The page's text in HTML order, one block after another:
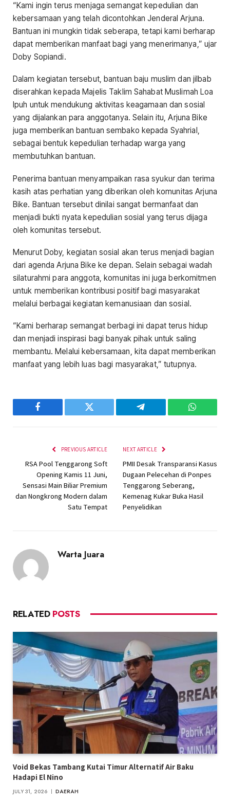
“Kami ingin terus menjaga semangat kepedulian dan
kebersamaan yang telah dicontohkan Jenderal Arjuna.
Bantuan ini mungkin tidak seberapa, tetapi kami berharap
dapat memberikan manfaat bagi yang menerimanya,” ujar
Doby Sopiandi.
Dalam kegiatan tersebut, bantuan baju muslim dan jilbab
diserahkan kepada Majelis Taklim Sahabat Muslimah Loa
Ipuh untuk mendukung aktivitas keagamaan dan sosial
yang dijalankan para anggotanya. Selain itu, Arjuna Bike
juga memberikan bantuan sembako kepada Syahrial,
sebagai bentuk kepedulian terhadap warga yang
membutuhkan bantuan.
Penerima bantuan menyampaikan rasa syukur dan terima
kasih atas perhatian yang diberikan oleh komunitas Arjuna
Bike. Bantuan tersebut dinilai sangat bermanfaat dan
menjadi bukti nyata kepedulian sosial yang terus dijaga
oleh komunitas tersebut.
Menurut Doby, kegiatan sosial akan terus menjadi bagian
dari agenda Arjuna Bike ke depan. Selain sebagai wadah
silaturahmi para anggota, komunitas ini juga berkomitmen
untuk memberikan kontribusi positif bagi masyarakat
melalui berbagai kegiatan kemanusiaan dan sosial.
“Kami berharap semangat berbagi ini dapat terus hidup
dan menjadi inspirasi bagi banyak pihak untuk saling
membantu. Melalui kebersamaan, kita dapat memberikan
manfaat yang lebih luas bagi masyarakat,” tutupnya.
Facebook Twitter Telegram
PREVIOUS ARTICLE
RSA Pool Tenggarong Soft
Opening Kamis 11 Juni,
Sensasi Main Biliar Premium
dan Nongkrong Modern dalam
Satu Tempat
NEXT ARTICLE
PMII Desak Transparansi Kasus
Dugaan Pelecehan di Ponpes
Tenggarong Seberang,
Kemenag Kukar Buka Hasil
Penyelidikan
Warta Juara
RELATED POSTS
Void Bekas Tambang Kutai Timur Alternatif Air Baku
Hadapi El Nino
JULY 31, 2026 DAERAH